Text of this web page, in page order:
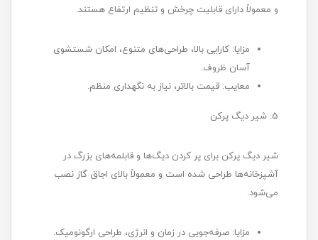
و معمولاً دارای قابلیت چرخش و تنظیم ارتفاع هستند.
مزایا: کارایی بالا، طراحی‌های متنوع، امکان شستشوی
آسان ظروف.
معایب: قیمت بالاتر، نیاز به نگهداری منظم.
5. شیر دیگ پرکن
شیر دیگ پرکن برای پر کردن دیگ‌ها و قابلمه‌های بزرگ در
آشپزخانه‌ها طراحی شده است و معمولاً بالای اجاق گاز نصب
می‌شود.
مزایا: صرفه‌جویی در زمان و انرژی، طراحی ارگونومیک.